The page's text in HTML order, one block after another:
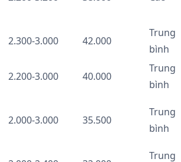
2.300-3.000 42.000
Trung
bình
2.200-3.000 40.000
Trung
bình
2.000-3.000 35.500
Trung
bình
Trung